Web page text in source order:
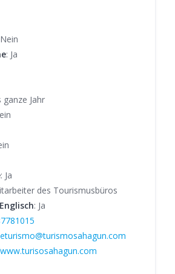
: Ja
ganze Jahr
: Ja
des Tourismusbüros
: Ja